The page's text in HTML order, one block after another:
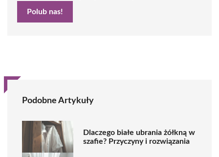
Polub nas!
Podobne Artykuły
Dlaczego białe ubrania żółkną w
szafie? Przyczyny i rozwiązania